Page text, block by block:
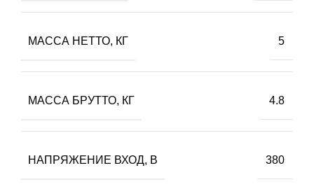
МАССА НЕТТО, КГ 5
МАССА БРУТТО, КГ 4.8
НАПРЯЖЕНИЕ ВХОД, В 380